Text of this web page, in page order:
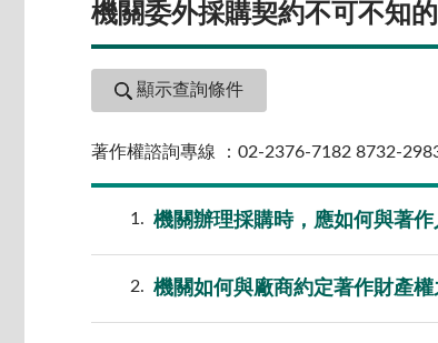
機關委外採購契約不可不知
顯示查詢條件
著作權諮詢專線 ：02-2376-7182 8732-
1 機關辦理採購時，應如何與著
2 機關如何與廠商約定著作財產權